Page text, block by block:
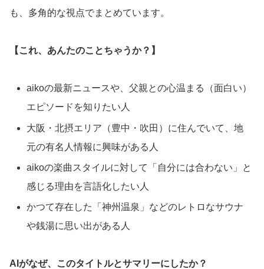
も、多角的な視点でまとめています。
【これ、あんたのことちゃうか？】
aikoの最新ニュースや、父親との心温まる（面白い）
エピソードを知りたい人
大阪・北摂エリア（豊中・吹田）に住んでいて、地
元の有名人情報に興味がある人
aikoの楽曲スタイルに対して「自分には合わない」と
感じる理由を言語化したい人
かつて存在した「神州温泉」などのレトロなサウナ
や銭湯に思い出がある人
AIがなぜ、このタイトルとサマリーにしたか？